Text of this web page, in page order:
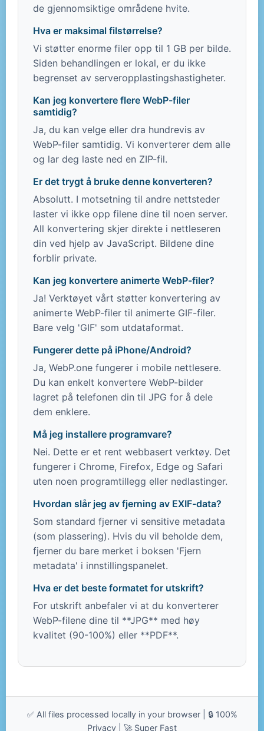
de gjennomsiktige områdene hvite.
Hva er maksimal filstørrelse?
Vi støtter enorme filer opp til 1 GB per bilde.
Siden behandlingen er lokal, er du ikke
begrenset av serveropplastingshastigheter.
Kan jeg konvertere flere WebP-filer
samtidig?
Ja, du kan velge eller dra hundrevis av
WebP-filer samtidig. Vi konverterer dem alle
og lar deg laste ned en ZIP-fil.
Er det trygt å bruke denne konverteren?
Absolutt. I motsetning til andre nettsteder
laster vi ikke opp filene dine til noen server.
All konvertering skjer direkte i nettleseren
din ved hjelp av JavaScript. Bildene dine
forblir private.
Kan jeg konvertere animerte WebP-filer?
Ja! Verktøyet vårt støtter konvertering av
animerte WebP-filer til animerte GIF-filer.
Bare velg 'GIF' som utdataformat.
Fungerer dette på iPhone/Android?
Ja, WebP.one fungerer i mobile nettlesere.
Du kan enkelt konvertere WebP-bilder
lagret på telefonen din til JPG for å dele
dem enklere.
Må jeg installere programvare?
Nei. Dette er et rent webbasert verktøy. Det
fungerer i Chrome, Firefox, Edge og Safari
uten noen programtillegg eller nedlastinger.
Hvordan slår jeg av fjerning av EXIF-data?
Som standard fjerner vi sensitive metadata
(som plassering). Hvis du vil beholde dem,
fjerner du bare merket i boksen 'Fjern
metadata' i innstillingspanelet.
Hva er det beste formatet for utskrift?
For utskrift anbefaler vi at du konverterer
WebP-filene dine til **JPG** med høy
kvalitet (90-100%) eller **PDF**.
✅ All files processed locally in your browser | 🔒 100%
Privacy | 🚀 Super Fast